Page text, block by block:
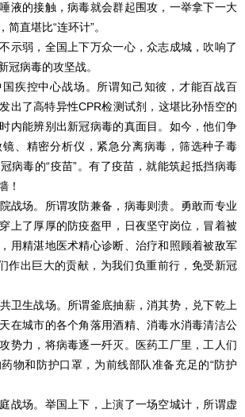
液的接触，病毒就会群起围攻，一举拿下一大
直堪比“连环计”。
弱，全国上下万众一心，众志成城，吹响了
冠病毒的攻坚战。
国疾控中心战场。所谓知己知彼，才能百战百
出了高特异性CPR检测试剂，这堪比孙悟空的
内能辨别出新冠病毒的真面目。如今，他们争
、精密分析仪，紧急分离病毒，筛选种子毒
病毒的“疫苗”。有了疫苗，就能筑起抵挡病毒
！
院战场。所谓攻防兼备，病毒则溃。勇敢而专业
上了厚厚的防疫盔甲，日夜坚守岗位，冒着被
用精湛地医术精心诊断、治疗和照顾着被敌军
作出巨大的贡献，为我们负重前行，免受新冠
共卫生战场。所谓釜底抽薪，消其势，兑下乾上
在城市的各个角落用酒精、消毒水消毒清洁公
势力，将病毒逐一歼灭。医药工厂里，工人们
物和防护口罩，为前线部队准备充足的“防护
场。举国上下，上演了一场空城计，所谓虚